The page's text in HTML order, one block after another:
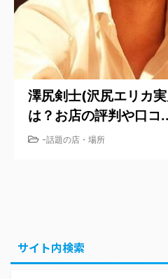
澤尻剣士(沢尻エリカ
は？お店の評判や口コ
-話題の店・場所
サイト内検索